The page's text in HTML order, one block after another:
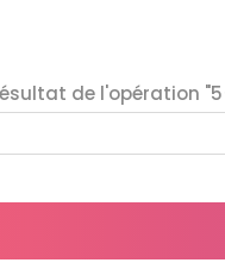
de l'opération